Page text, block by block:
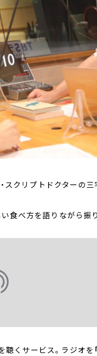
スクリプトドクターの
食べ方を語りながら振り
くサービス。ラジオを